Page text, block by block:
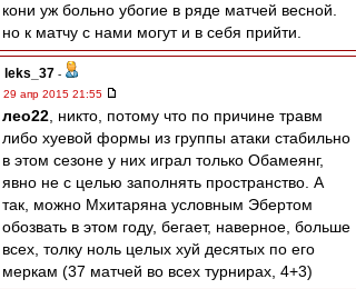
кони уж больно убогие в ряде матчей весной.
но к матчу с нами могут и в себя прийти.
leks_37 -
29 апр 2015 21:55
лео22 , никто, потому что по причине травм
либо хуевой формы из группы атаки стабильно
в этом сезоне у них играл только Обамеянг,
явно не с целью заполнять пространство. А
так, можно Мхитаряна условным Эбертом
обозвать в этом году, бегает, наверное, больше
всех, толку ноль целых хуй десятых по его
меркам (37 матчей во всех турнирах, 4+3)